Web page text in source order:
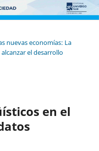
nuevas economías: La
el desarrollo
en el